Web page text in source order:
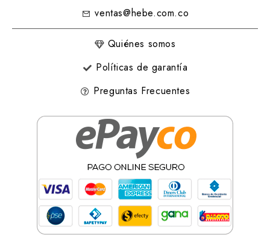
ventas@hebe.com.co
Quiénes somos
Políticas de garantía
Preguntas Frecuentes